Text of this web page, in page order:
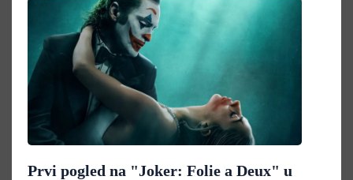
Prvi pogled na "Joker: Folie a Deux" u